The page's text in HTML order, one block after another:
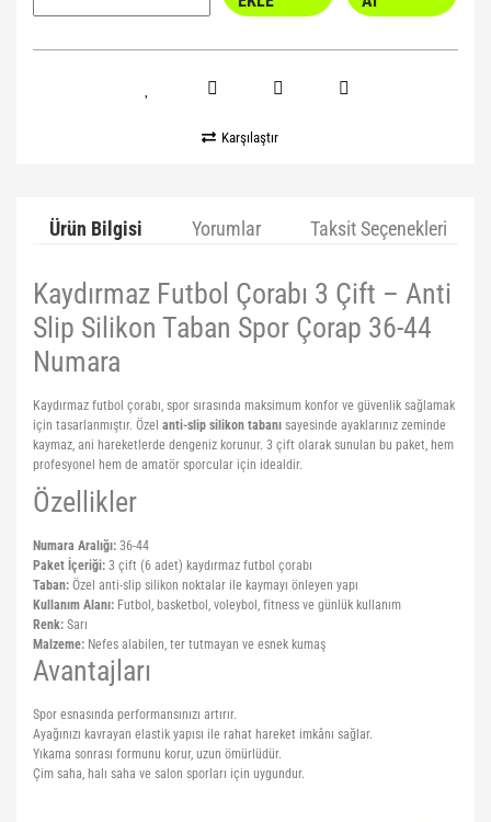
Karşılaştır
Ürün Bilgisi Yorumlar Taksit Seçenekleri
Kaydırmaz Futbol Çorabı 3 Çift – Anti
Slip Silikon Taban Spor Çorap 36-44
Numara
Kaydırmaz futbol çorabı, spor sırasında maksimum konfor ve güvenlik sağlamak
için tasarlanmıştır. Özel anti-slip silikon tabanı sayesinde ayaklarınız zeminde
kaymaz, ani hareketlerde dengeniz korunur. 3 çift olarak sunulan bu paket, hem
profesyonel hem de amatör sporcular için idealdir.
Özellikler
Numara Aralığı: 36-44
Paket İçeriği: 3 çift (6 adet) kaydırmaz futbol çorabı
Taban: Özel anti-slip silikon noktalar ile kaymayı önleyen yapı
Kullanım Alanı: Futbol, basketbol, voleybol, fitness ve günlük kullanım
Renk: Sarı
Malzeme: Nefes alabilen, ter tutmayan ve esnek kumaş
Avantajları
Spor esnasında performansınızı artırır.
Ayağınızı kavrayan elastik yapısı ile rahat hareket imkânı sağlar.
Yıkama sonrası formunu korur, uzun ömürlüdür.
Çim saha, halı saha ve salon sporları için uygundur.